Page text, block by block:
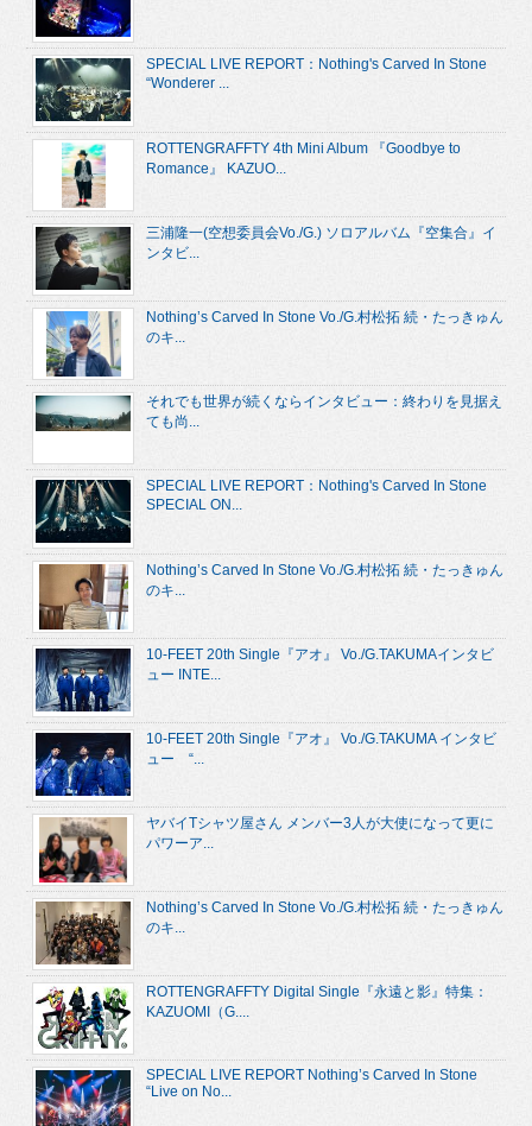
SPECIAL LIVE REPORT：Nothing's Carved In Stone
“Wonderer ...
ROTTENGRAFFTY 4th Mini Album 『Goodbye to
Romance』 KAZUO...
三浦隆一(空想委員会Vo./G.) ソロアルバム『空集合』イ
ンタビ...
Nothing’s Carved In Stone Vo./G.村松拓 続・たっきゅん
のキ...
それでも世界が続くならインタビュー：終わりを見据え
ても尚...
SPECIAL LIVE REPORT：Nothing's Carved In Stone
SPECIAL ON...
Nothing’s Carved In Stone Vo./G.村松拓 続・たっきゅん
のキ...
10-FEET 20th Single『アオ』 Vo./G.TAKUMAインタビ
ュー INTE...
10-FEET 20th Single『アオ』 Vo./G.TAKUMA インタビ
ュー “...
ヤバイTシャツ屋さん メンバー3人が大使になって更に
パワーア...
Nothing’s Carved In Stone Vo./G.村松拓 続・たっきゅん
のキ...
ROTTENGRAFFTY Digital Single『永遠と影』特集：
KAZUOMI（G....
SPECIAL LIVE REPORT Nothing’s Carved In Stone
“Live on No...